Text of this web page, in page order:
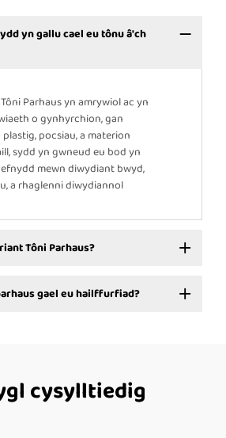
yn gallu cael eu tônu â'ch
Parhaus yn amrywiol ac yn
o gynhyrchion, gan
pocsiau, a materion
sydd yn gwneud eu bod yn
mewn diwydiant bwyd,
a rhaglenni diwydiannol
Tôni Parhaus?
gael eu hailffurfiad?
cysylltiedig